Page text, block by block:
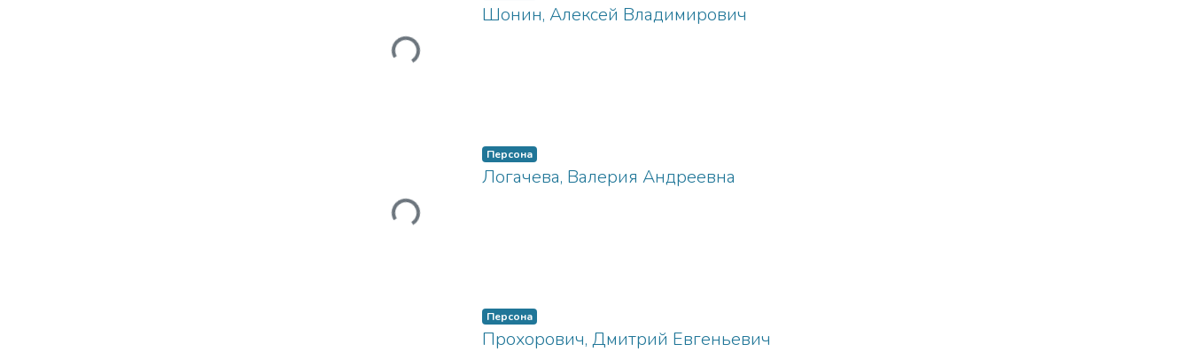
Загружается...
Шонин, Алексей Владимирович
Загружается...
Персона
Логачева, Валерия Андреевна
Персона
Прохорович, Дмитрий Евгеньевич